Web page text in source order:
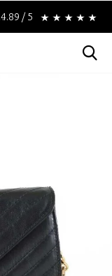
Betaal achteraf met
4.89 / 5